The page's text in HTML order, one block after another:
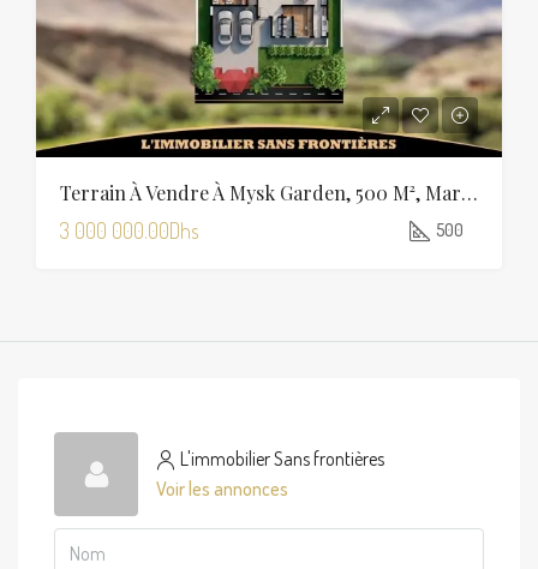
Terrain À Vendre À Mysk Garden, 500 M², Marrakech
3 000 000.00Dhs 500
L'immobilier Sans frontières
Voir les annonces